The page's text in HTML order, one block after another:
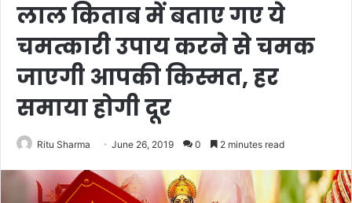
लाल किताब में बताए गए ये
चमत्कारी उपाय करने से चमक
जाएगी आपकी किस्मत, हर
समाया होगी दूर
Ritu Sharma June 26, 2019 0 2 minutes read